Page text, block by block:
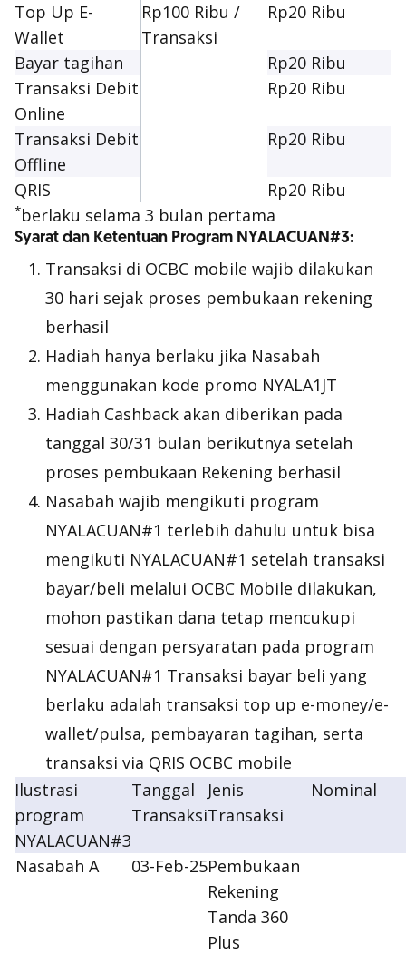
Top Up E-
Wallet
Rp100 Ribu /
Transaksi
Rp20 Ribu
Bayar tagihan
Rp20 Ribu
Transaksi Debit
Online
Rp20 Ribu
Transaksi Debit
Offline
Rp20 Ribu
QRIS Rp20 Ribu
*berlaku selama 3 bulan pertama
Syarat dan Ketentuan Program NYALACUAN#3:
Transaksi di OCBC mobile wajib dilakukan
30 hari sejak proses pembukaan rekening
berhasil
Hadiah hanya berlaku jika Nasabah
menggunakan kode promo NYALA1JT
Hadiah Cashback akan diberikan pada
tanggal 30/31 bulan berikutnya setelah
proses pembukaan Rekening berhasil
Nasabah wajib mengikuti program
NYALACUAN#1 terlebih dahulu untuk bisa
mengikuti NYALACUAN#1 setelah transaksi
bayar/beli melalui OCBC Mobile dilakukan,
mohon pastikan dana tetap mencukupi
sesuai dengan persyaratan pada program
NYALACUAN#1 Transaksi bayar beli yang
berlaku adalah transaksi top up e-money/e-
wallet/pulsa, pembayaran tagihan, serta
transaksi via QRIS OCBC mobile
Ilustrasi
program
NYALACUAN#3
Tanggal
Transaksi
Jenis
Transaksi
Nominal
Nasabah A 03-Feb-25Pembukaan
Rekening
Tanda 360
Plus